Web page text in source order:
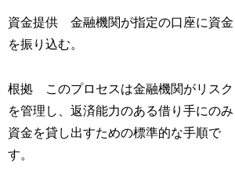
資金提供 金融機関が指定の口座に資金
を振り込む。
根拠 このプロセスは金融機関がリスク
を管理し、返済能力のある借り手にのみ
資金を貸し出すための標準的な手順で
す。